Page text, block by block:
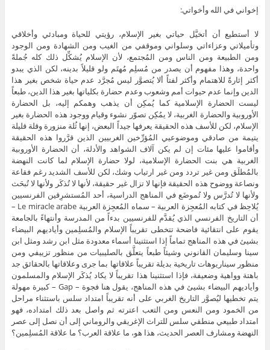
إخواني في الله وأخواتي:
لا أستطيع أن أتخيَّل حياتي بغير الإسلام، رؤيتي للحياة ومبادئي وأخلاقي
وتأميلاتي وعزاءاتي وسلواني وموقفي من الغيب ومن الشهادة ومن الوجود
ومن الطبيعة ومن الناس ومن المُجتمع، لأن الإسلام يُشكِّل ذلك كله جُملةً
واحدة، وهذا مفهوم أن يصدر من مُسلِم مُهتَم ولو قليلاً بدينه، لكن الذي يبدو
أكثر إثارةً للاهتمام وأكثر لفتاً ألا يُتصوَّر ليس مُجرَّد عدم حياة شخص بغير هذا
الدين وإنما عدم حيوات أمم وشعوب وعدم حضارة بكلياتها بغير هذا الدين، طبعاً
ليست الحضارة الإسلامية كما يُمكِن أن يذهب وهمكم إليه، بل الحضارة
الأوروبية والحضارة الغربية، لا يمُكِن تصوّر نشوء وقيام ووجود هذه الحضارة بغير
الإسلام، لكن للأسف هذه الحقيقة يعرفها جيداً البعض، إنها ثُلة منزورة وقلة قليلة
يتيمة من صادقي وموضوعيي المُؤرِّخين الغربيين الذين قرَّروا هذه الحقيقة
وأقاموا عليها مئات إن لم يكن آلاف الشواهد والأدلة، أن الحضارة الأوروبية
الغربية هي بنت الحضارة الإسلامية، لولا حضارة الإسلام لما كانت النهضة
بالمُطلَق ومن غير تردد ومن غير ارتياب وشك، لكن للأسف الشديد رغم فقاعة
ونصاعة ووضوح هذه الحقيقة فإنها لا تزال غير حقيقة، لأنها لا تُذكَر ولأنها لا تُبحَث
ولأنها لا تُدرَّس ولا تُموضَع في المناهج الدراسية، أحد المُستشرِقين الفرنسيين
يُلاحِظ في كتابه المُعجِزة العربية – سماه المُعجِزة العربية Le miracle arabe –
أن التاريخ الفرنسي الذي يُقدَّم للفرنسيين بدءاً من المدرسة وأنتهاءً بالجامعة
يقوم على انتقائية فاضحة تتخطى تقريباً الإسلام والمُسلِمين وأياديهم البيضاء
بشيئ في هذه المناهج تماماً إذا استثنينا أسماء معدودة مثل ابن رشد ومثل ابن
سينا وسليمان القانوني وشيئاً طبعاً يتعلَّق بالصليبيات من منظور تزييفي ومن
منظور سيناريوهات تاريخية بديلة تقريباً علاقاتها بما جرى وعلاقاتها بالحقائق جد
باهتة وواهية وضعيفة، فإذا استثنينا هذا تقريباً لا يكاد يُذكَر الإسلام والمسلمون
وأياديهم البيضاء بشيئ في هذه المناهج، يقول هنا فجوة – Gap – كبيرة مهولة
يتم تخطيها ليُصوَّر التاريخ الغربي على أنه تقريباً امتداد سلس باستثناء مراحل
من الخمود ومن النعس ومن التعب اعترته ثم واصل بعد ذلك امتداده، فهو
امتداد طبيعي منطقي سلس للتراث الإغريقي والروماني إلى أن نصل إلى عصر
النهضة ومشارف العصر الحديث، هذا هو، ما علاقة العرب؟ ما علاقة المُسلِمين؟